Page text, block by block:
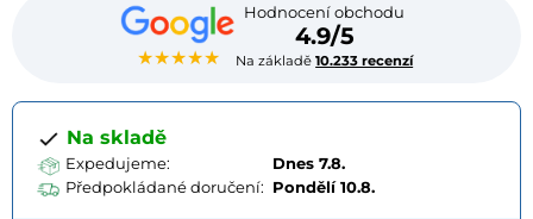
★★★★★
Hodnocení obchodu
4.9/5
Na základě10.233 recenzí
Na skladě
Expedujeme:
Dnes 7.8.
Předpokládané doručení: Pondělí10.8.